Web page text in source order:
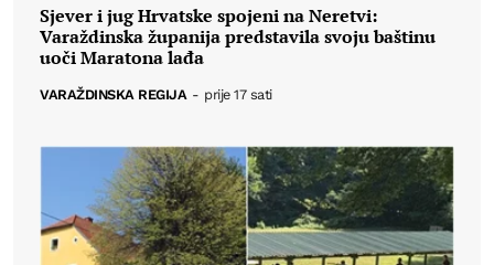
Sjever i jug Hrvatske spojeni na Neretvi:
Varaždinska županija predstavila svoju baštinu
uoči Maratona lađa
VARAŽDINSKA REGIJA - prije 17 sati